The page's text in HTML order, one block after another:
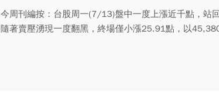
元「還有8成空間」
今周刊編按：台股周一(7/13)盤中一度上漲近千點，站
隨著賣壓湧現一度翻黑，終場僅小漲25.91點，以